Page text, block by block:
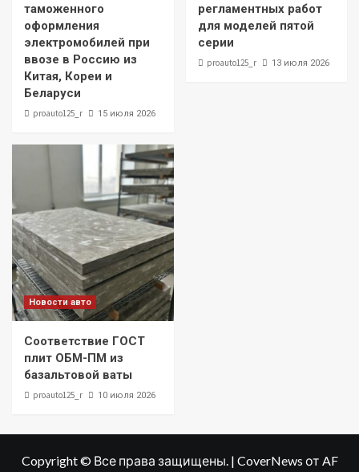
таможенного
оформления
электромобилей при
ввозе в Россию из
Китая, Кореи и
Беларуси
proauto125_r 15 июля 2026
регламентных работ
для моделей пятой
серии
proauto125_r 13 июля 2026
Новости авто
Соответствие ГОСТ
плит ОБМ-ПМ из
базальтовой ваты
proauto125_r 10 июля 2026
Copyright © Все права защищены. | CoverNews от AF